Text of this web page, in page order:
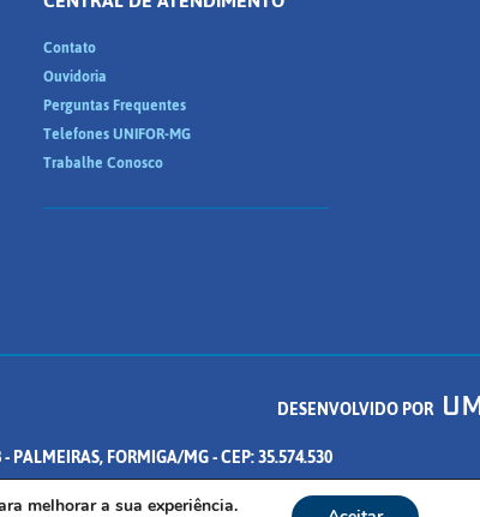
Contato
Ouvidoria
Perguntas Frequentes
Telefones UNIFOR-MG
Trabalhe Conosco
DESENVOLVIDO POR
PALMEIRAS, FORMIGA/MG - CEP: 35.574.530
melhorar a sua experiência.